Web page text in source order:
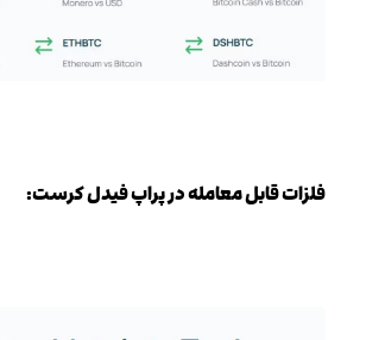
فلزات قابل معامله در پراپ فیدل کرست: